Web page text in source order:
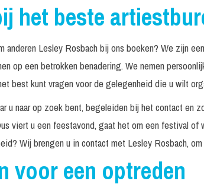
het beste
anderen Lesley Rosbach bij ons boeken? We zijn
op een betrokken benadering. We nemen
best kunt vragen voor de gelegenheid die u wilt
u naar op zoek bent, begeleiden bij het contact en
viert u een feestavond, gaat het om een festival
Wij brengen u in contact met Lesley Rosbach,
voor een optreden